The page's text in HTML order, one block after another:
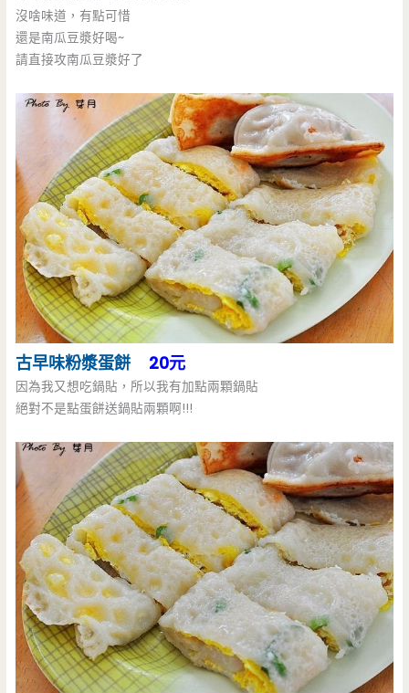
沒啥味道，有點可惜
還是南瓜豆漿好喝~
請直接攻南瓜豆漿好了
古早味粉漿蛋餅 20元
因為我又想吃鍋貼，所以我有加點兩顆鍋貼
絕對不是點蛋餅送鍋貼兩顆啊!!!